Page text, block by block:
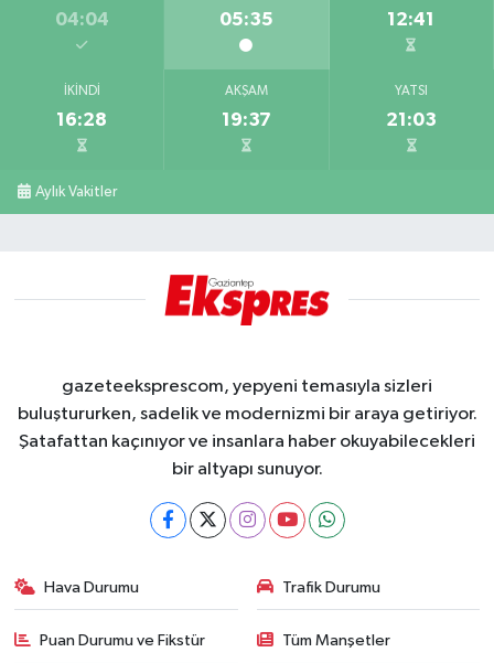
04:04 05:35 12:41
İKINDI
16:28
AKŞAM
19:37
YATSI
21:03
Aylık Vakitler
gazeteeksprescom, yepyeni temasıyla sizleri
buluştururken, sadelik ve modernizmi bir araya getiriyor.
Şatafattan kaçınıyor ve insanlara haber okuyabilecekleri
bir altyapı sunuyor.
Hava Durumu Trafik Durumu
Puan Durumu ve Fikstür Tüm Manşetler